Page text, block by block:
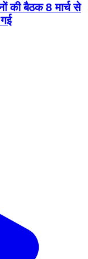
की बैठक 8 मार्च से